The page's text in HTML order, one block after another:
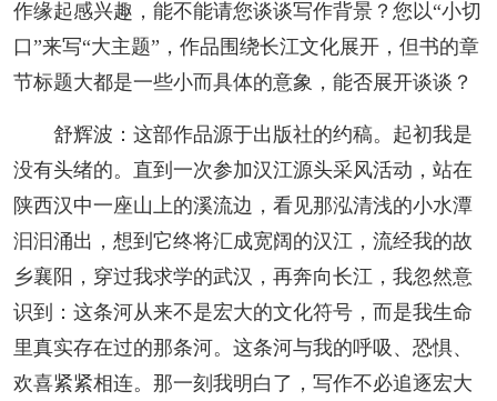
作缘起感兴趣，能不能请您谈谈写作背景？您以“小切
口”来写“大主题”，作品围绕长江文化展开，但书的章
节标题大都是一些小而具体的意象，能否展开谈谈？
舒辉波：这部作品源于出版社的约稿。起初我是
没有头绪的。直到一次参加汉江源头采风活动，站在
陕西汉中一座山上的溪流边，看见那泓清浅的小水潭
汩汩涌出，想到它终将汇成宽阔的汉江，流经我的故
乡襄阳，穿过我求学的武汉，再奔向长江，我忽然意
识到：这条河从来不是宏大的文化符号，而是我生命
里真实存在过的那条河。这条河与我的呼吸、恐惧、
欢喜紧紧相连。那一刻我明白了，写作不必追逐宏大